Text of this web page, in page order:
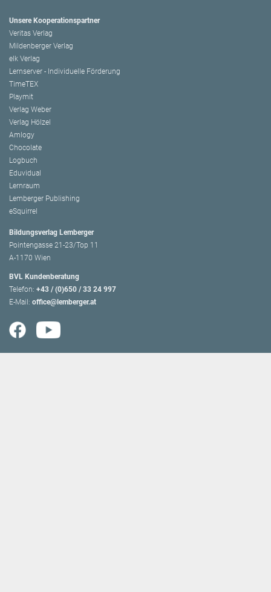
Unsere Kooperationspartner
Veritas Verlag
Mildenberger Verlag
elk Verlag
Lernserver - Individuelle Förderung
TimeTEX
Playmit
Verlag Weber
Verlag Hölzel
Amlogy
Chocolate
Logbuch
Eduvidual
Lernraum
Lemberger Publishing
eSquirrel
Bildungsverlag Lemberger
Pointengasse 21-23/Top 11
A-1170 Wien
BVL Kundenberatung
Telefon: +43 / (0)650 / 33 24 997
E-Mail: office@lemberger.at